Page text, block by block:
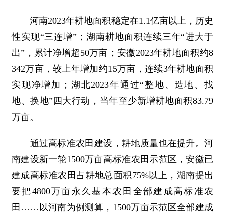
河南2023年耕地面积稳定在1.1亿亩以上，历史
性实现“三连增”；湖南耕地面积连续三年“进大于
出”，累计净增超50万亩；安徽2023年耕地面积约8
342万亩，较上年增加约15万亩，连续3年耕地面积
实现净增加；湖北2023年通过“整地、造地、找
地、换地”四大行动，当年至少新增耕地面积83.79
万亩。
通过高标准农田建设，耕地质量也在提升。河
南建设新一轮1500万亩高标准农田示范区，安徽已
建成高标准农田占耕地总面积75%以上，湖南提出
要把4800万亩永久基本农田全部建成高标准农
田……以河南为例测算，1500万亩示范区全部建成